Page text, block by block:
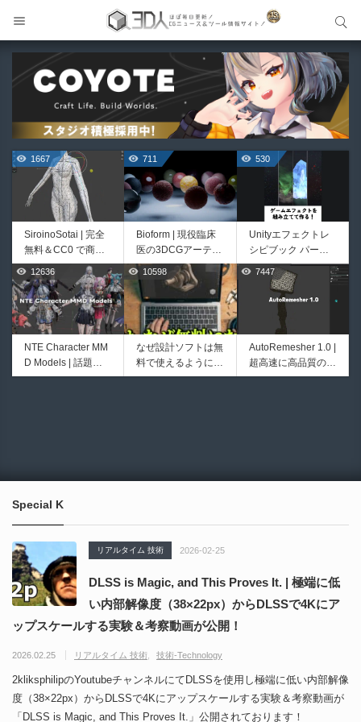
1667
SiroinoSotai | 完全
無料＆CC0 で商用
利用OKなVRChat向
け共通素体3Dモデ
ルが正式リリース！
程よいポリ数＆トポ
ロジーにも注目！
711
Bioform | 現役臨床
医の3DCGアーティ
ストが実際の解剖学
に基づいて構築した
プロシージャルな生
物学的Blenderマテ
リアルアセットアド
オン！無料お試し版
もあるよ！
530
Unityエフェクトレ
シピブック パーツ
を組み合わせて作れ
る | ktk.kumamoto氏
によるUnity向けエ
フェクト教本が202
6年7月13日に発
売！
444
HeyGears G1 | 世界
初のデスクトップ型
フルカラー3D＆UV
426
Directive Utilities |
ブループリントライ
ブラリやエディタス
12636
NTE Character MM
D Models | 話題の
ゲーム『NTE（Nev
10598
なぜ設計ソフトは無
料で使えるようにな
ったのか──3D-CA
7447
AutoRemesher 1.0 |
超高速に高品質のク
ワッドポリゴンでリ
能な伸縮式ライトセ
ーバーの開発メイキ
nderのドキュメン
er向けAIエージェン
CGMatter
Special K
リアルタイム 技術 2026-02-25
DLSS is Magic, and This Proves It. | 極端に低
い内部解像度（38×22px）からDLSSで4Kにア
ップスケールする実験＆考察動画が公開！
2026.02.25 リアルタイム 技術 技術-Technology
2kliksphilipのYoutubeチャンネルにてDLSSを使用し極端に低い内部解像
度（38×22px）からDLSSで4Kにアップスケールする実験＆考察動画が
「DLSS is Magic, and This Proves It.」公開されております！
サイト内検索